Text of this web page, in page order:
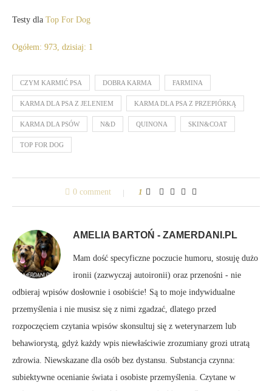
Testy dla Top For Dog
Ogółem: 973, dzisiaj: 1
CZYM KARMIĆ PSA DOBRA KARMA FARMINA
KARMA DLA PSA Z JELENIEM KARMA DLA PSA Z PRZEPIÓRKĄ
KARMA DLA PSÓW N&D QUINONA SKIN&COAT
TOP FOR DOG
0 comment 1
AMELIA BARTOŃ - ZAMERDANI.PL
Mam dość specyficzne poczucie humoru, stosuję dużo
ironii (zazwyczaj autoironii) oraz przenośni - nie
odbieraj wpisów dosłownie i osobiście! Są to moje indywidualne
przemyślenia i nie musisz się z nimi zgadzać, dlatego przed
rozpoczęciem czytania wpisów skonsultuj się z weterynarzem lub
behawiorystą, gdyż każdy wpis niewłaściwie zrozumiany grozi utratą
zdrowia. Niewskazane dla osób bez dystansu. Substancja czynna:
subiektywne ocenianie świata i osobiste przemyślenia. Czytane w